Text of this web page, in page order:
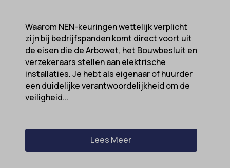
Waarom NEN-keuringen wettelijk verplicht
zijn bij bedrijfspanden komt direct voort uit
de eisen die de Arbowet, het Bouwbesluit en
verzekeraars stellen aan elektrische
installaties. Je hebt als eigenaar of huurder
een duidelijke verantwoordelijkheid om de
veiligheid...
Lees Meer